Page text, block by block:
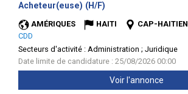
Acheteur(euse) (H/F)
AMÉRIQUES HAITI
CAP-HAITIEN
CDD
Secteurs d'activité : Administration ; Juridique
Date limite de candidature : 25/08/2026 00:00
Voir l'annonce